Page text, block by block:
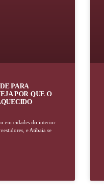
PARA
POR QUE O
em cidades do interior
e Atibaia se